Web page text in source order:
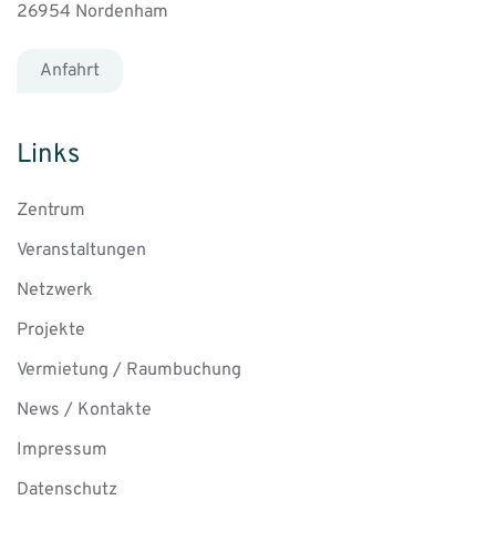
26954 Nordenham
Anfahrt
Links
Zentrum
Veranstaltungen
Netzwerk
Projekte
Vermietung / Raumbuchung
News / Kontakte
Impressum
Datenschutz